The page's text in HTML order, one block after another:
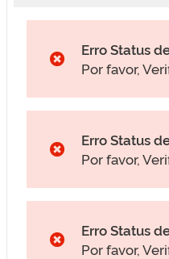
Erro Status
Por favor,
Erro Status
Por favor,
Erro Status
Por favor,